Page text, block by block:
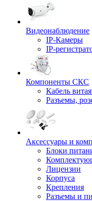
Видеонаблюдение
IP-Камеры
IP-
Компоненты СКС
Кабель
Разъемы,
Аксессуары и
Блоки
Лицензии
Корпуса
Крепления
Разъемы и